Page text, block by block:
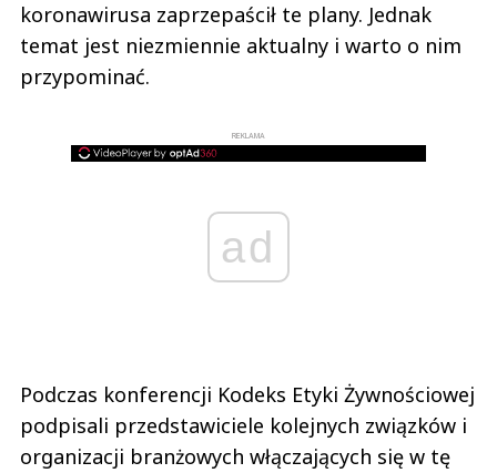
koronawirusa zaprzepaścił te plany. Jednak
temat jest niezmiennie aktualny i warto o nim
przypominać.
REKLAMA
ad
Podczas konferencji Kodeks Etyki Żywnościowej
podpisali przedstawiciele kolejnych związków i
organizacji branżowych włączających się w tę